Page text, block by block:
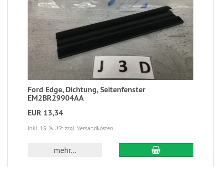
Ford Edge, Dichtung, Seitenfenster
EM2BR29904AA
EUR 13,34
inkl. 19 % USt zzgl. Versandkosten
mehr...